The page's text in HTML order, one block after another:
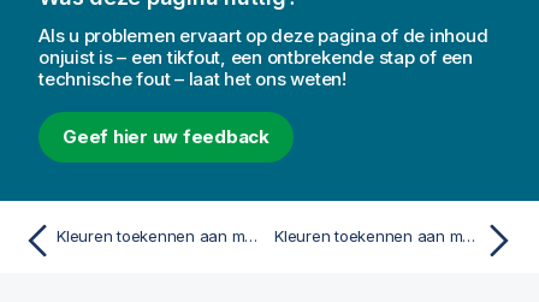
Als u problemen ervaart op deze pagina of de inhoud
onjuist is – een tikfout, een ontbrekende stap of een
technische fout – laat het ons weten!
Geef hier uw feedback
Kleuren toekennen aan masteritems Kleuren toekennen aan mastermetingswaarden